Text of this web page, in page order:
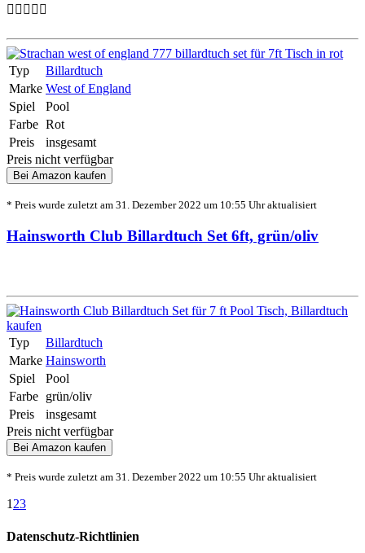
Typ
Billardtuch
Marke West of England
Spiel
Pool
Farbe Rot
Preis
insgesamt
Preis nicht verfügbar
Bei Amazon kaufen
* Preis wurde zuletzt am 31. Dezember 2022 um 10:55 Uhr aktualisiert
Hainsworth Club Billardtuch Set 6ft, grün/oliv
Typ
Billardtuch
Marke Hainsworth
Spiel
Pool
Farbe grün/oliv
Preis
insgesamt
Preis nicht verfügbar
Bei Amazon kaufen
* Preis wurde zuletzt am 31. Dezember 2022 um 10:55 Uhr aktualisiert
1 23
Datenschutz-Richtlinien